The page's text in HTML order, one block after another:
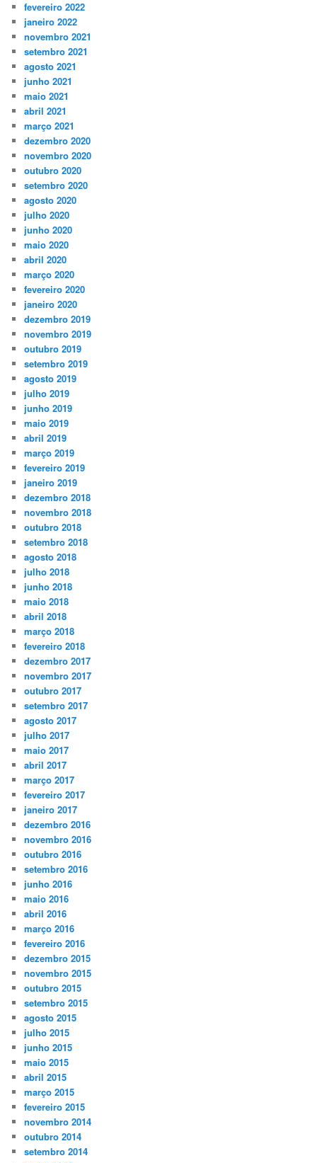
fevereiro 2022
janeiro 2022
novembro 2021
setembro 2021
agosto 2021
junho 2021
maio 2021
abril 2021
março 2021
dezembro 2020
novembro 2020
outubro 2020
setembro 2020
agosto 2020
julho 2020
junho 2020
maio 2020
abril 2020
março 2020
fevereiro 2020
janeiro 2020
dezembro 2019
novembro 2019
outubro 2019
setembro 2019
agosto 2019
julho 2019
junho 2019
maio 2019
abril 2019
março 2019
fevereiro 2019
janeiro 2019
dezembro 2018
novembro 2018
outubro 2018
setembro 2018
agosto 2018
julho 2018
junho 2018
maio 2018
abril 2018
março 2018
fevereiro 2018
dezembro 2017
novembro 2017
outubro 2017
setembro 2017
agosto 2017
julho 2017
maio 2017
abril 2017
março 2017
fevereiro 2017
janeiro 2017
dezembro 2016
novembro 2016
outubro 2016
setembro 2016
junho 2016
maio 2016
abril 2016
março 2016
fevereiro 2016
dezembro 2015
novembro 2015
outubro 2015
setembro 2015
agosto 2015
julho 2015
junho 2015
maio 2015
abril 2015
março 2015
fevereiro 2015
novembro 2014
outubro 2014
setembro 2014